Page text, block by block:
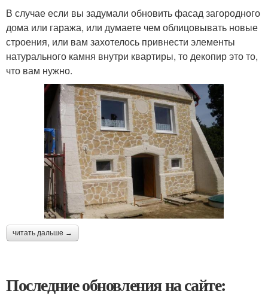
В случае если вы задумали обновить фасад загородного
дома или гаража, или думаете чем облицовывать новые
строения, или вам захотелось привнести элементы
натурального камня внутри квартиры, то декопир это то,
что вам нужно.
читать дальше →
Последние обновления на сайте: